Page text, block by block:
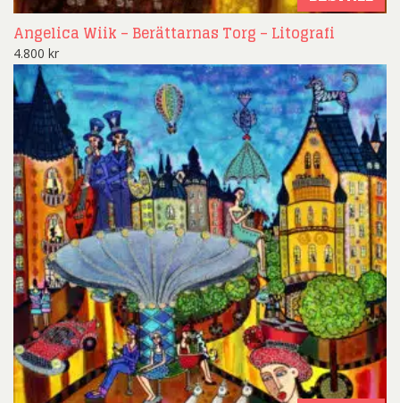
Angelica Wiik – Berättarnas Torg – Litografi
4.800 kr